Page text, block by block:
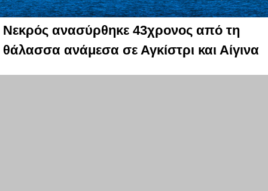
Νεκρός ανασύρθηκε 43χρονος από τη
θάλασσα ανάμεσα σε Αγκίστρι και Αίγινα